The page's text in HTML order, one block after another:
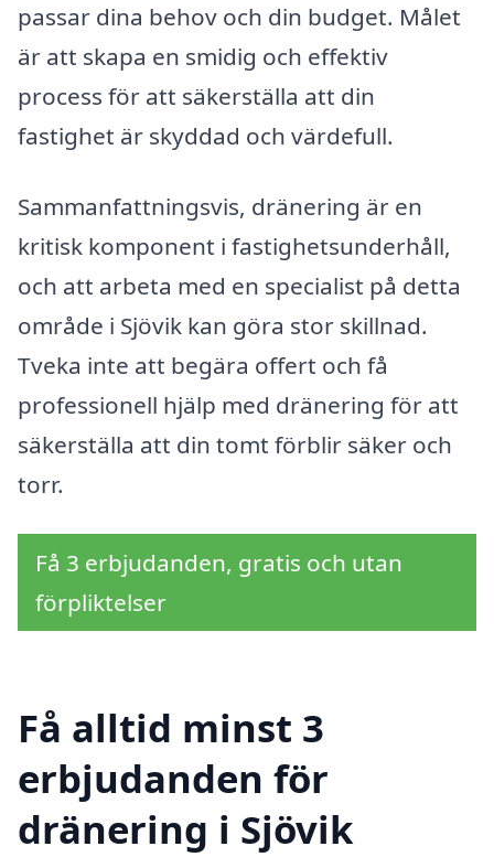
passar dina behov och din budget. Målet
är att skapa en smidig och effektiv
process för att säkerställa att din
fastighet är skyddad och värdefull.
Sammanfattningsvis, dränering är en
kritisk komponent i fastighetsunderhåll,
och att arbeta med en specialist på detta
område i Sjövik kan göra stor skillnad.
Tveka inte att begära offert och få
professionell hjälp med dränering för att
säkerställa att din tomt förblir säker och
torr.
Få 3 erbjudanden, gratis och utan
förpliktelser
Få alltid minst 3
erbjudanden för
dränering i Sjövik